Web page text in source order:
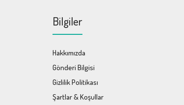
Bilgiler
Hakkımızda
Gönderi Bilgisi
Gizlilik Politikası
Şartlar & Koşullar